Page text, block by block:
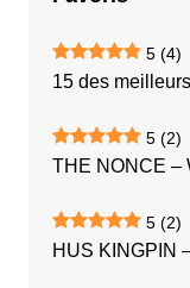
5 (4)
15 des
5 (2)
THE NONCE –
5 (2)
HUS KINGPIN